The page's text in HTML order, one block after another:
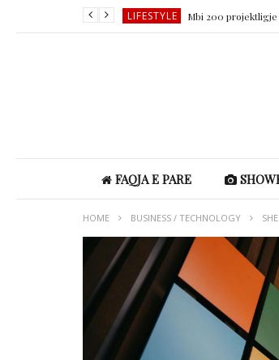
LIFESTYLE
LIFESTYLE
FAQJA E PARE
HOME BUSINESS / TECHNOLOGY